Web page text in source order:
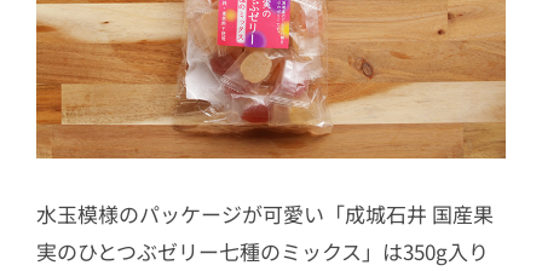
水玉模様のパッケージが可愛い「成城石井 国産果
実のひとつぶゼリー七種のミックス」は350g入り